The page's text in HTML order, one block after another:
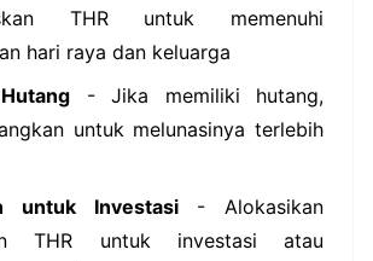
THR untuk memenuhi
hari raya dan keluarga
- Jika memiliki hutang,
untuk melunasinya terlebih
untuk Investasi- Alokasikan
THR untuk investasi atau